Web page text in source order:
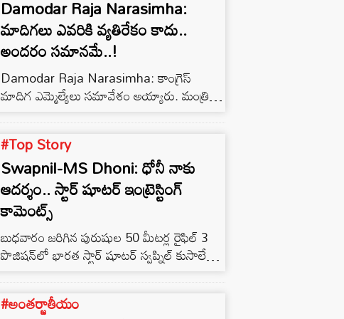
Damodar Raja Narasimha:
మాదిగలు ఎవరికి వ్యతిరేకం కాదు..
అందరం సమానమే..!
Damodar Raja Narasimha: కాంగ్రెస్
మాదిగ ఎమ్మెల్యేలు సమావేశం అయ్యారు. మంత్రి
జరిగింది. ఈ మీటింగ్ కు మాజీ ఎమ్మెల్యేలు, ఉద్యమ
నాయకులు సైతం హాజరయ్యారు. ఈ సందర్భంగా
మంత్రి మాట్లాడుతూ.. ఎస్సీ వర్గీకరణపై సుప్రీం కోర్టు
తీర్పు చారిత్రాత్మక తీర్పు అని చెప్పుకొచ్చారు.
#Top Story
Swapnil-MS Dhoni: ధోనీ నాకు
ఆదర్శం.. స్టార్ షూటర్ ఇంట్రెస్టింగ్
కామెంట్స్
బుధవారం జరిగిన పురుషుల 50 మీటర్ల రైఫిల్ 3
పొజిషన్‌లో భారత స్టార్ షూటర్ స్వప్నిల్ కుసాలే
ఫైనల్‌లోకి ప్రవేశించాడు. క్వాలిఫికేషన్ రౌండ్‌లో
590 స్కోర్ చేసి ఏడో స్థానంలో నిలిచాడు. ఈ మ్యాచ్
అనంతరం స్వప్నిల్ మాట్లాడుతూ.. ధోనీని తన
#అంతర్జాతీయం